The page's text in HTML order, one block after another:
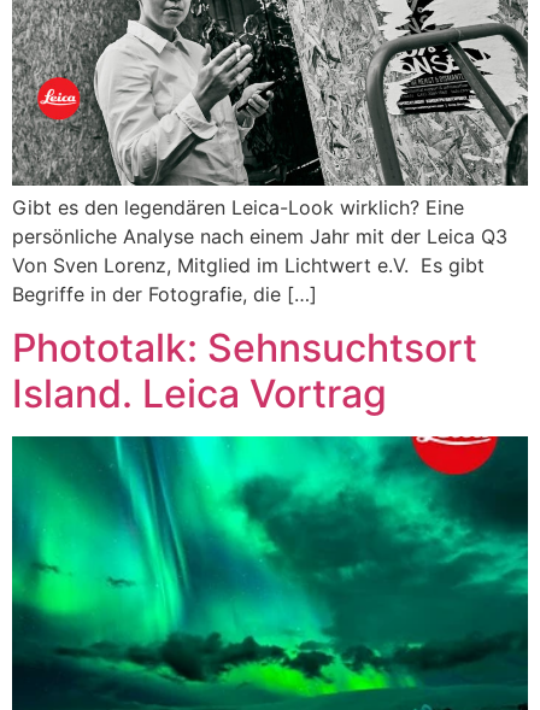
Gibt es den legendären Leica-Look wirklich? Eine
persönliche Analyse nach einem Jahr mit der Leica Q3
Von Sven Lorenz, Mitglied im Lichtwert e.V. Es gibt
Begriffe in der Fotografie, die […]
Phototalk: Sehnsuchtsort
Island. Leica Vortrag